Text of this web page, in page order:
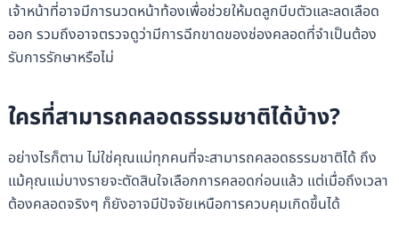
เจ้าหน้าที่อาจมีการนวดหน้าท้องเพื่อช่วยให้มดลูกบีบตัวและลดเลือด
ออก รวมถึงอาจตรวจดูว่ามีการฉีกขาดของช่องคลอดที่จำเป็นต้อง
รับการรักษาหรือไม่
ใครที่สามารถคลอดธรรมชาติได้บ้าง?
อย่างไรก็ตาม ไม่ใช่คุณแม่ทุกคนที่จะสามารถคลอดธรรมชาติได้ ถึง
แม้คุณแม่บางรายจะตัดสินใจเลือกการคลอดก่อนแล้ว แต่เมื่อถึงเวลา
ต้องคลอดจริงๆ ก็ยังอาจมีปัจจัยเหนือการควบคุมเกิดขึ้นได้